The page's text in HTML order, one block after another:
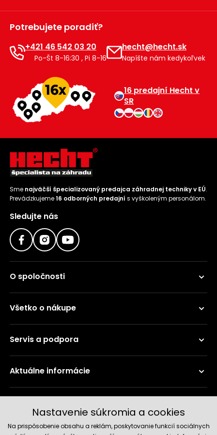
Potrebujete poradiť?
+421 46 542 03 20
Po-Št 8-16:30 , Pi 8-16
hecht@hecht.sk
Napíšte nám kedykoľvek
16 predajní Hecht v
SR
Sme najväčší špecializovaný predajca záhradnej techniky v EÚ.
Prevádzkujeme16 odborných predajní s vyškoleným personálom.
Sledujte nás
O spoločnosti
Všetko o nákupe
Servis a podpora
Aktuálne informácie
Nastavenie súkromia a cookies
Na prispôsobenie obsahu a reklám, poskytovanie funkcií sociálnych